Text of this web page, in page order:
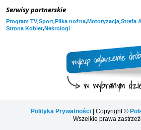
Serwisy partnerskie
Program TV,Sport,Piłka nożna,Motoryzacja,Strefa
Strona Kobiet,Nekrologi
Polityka Prywatności | Copyright ©
Wszelkie prawa